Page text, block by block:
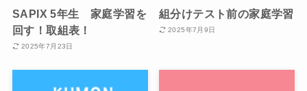
SAPIX 5年生 家庭学習を
回す！取組表！
2025年7月23日
組分けテスト前の家庭学習
2025年7月9日